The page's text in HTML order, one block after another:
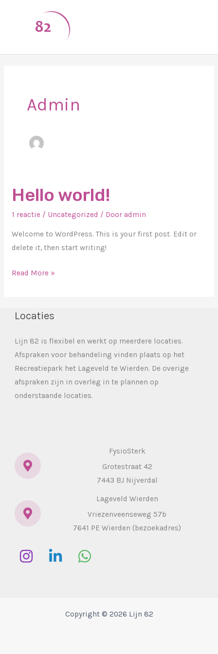
Admin
Hello world!
1 reactie / Uncategorized / Door admin
Welcome to WordPress. This is your first post. Edit or
delete it, then start writing!
Hello
Read More »
Locaties
Lijn 82 is flexibel en werkt op meerdere locaties.
Afspraken voor behandeling vinden plaats op het
Recreatiepark het Lageveld te Wierden. De overige
afspraken zijn in overleg in te plannen op
onderstaande locaties.
FysioSterk
Grotestraat 42
7443 BJ Nijverdal
Lageveld Wierden
Vriezenveenseweg 57b
7641 PE Wierden (bezoekadres)
Copyright © 2026 Lijn 82